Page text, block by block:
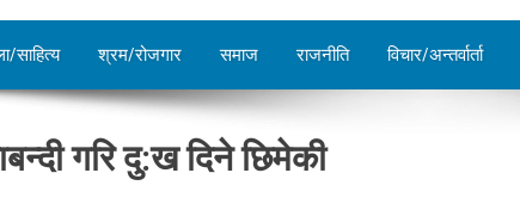
साहित्य श्रम/रोजगार समाज राजनीति विचार/अन्तर्वार्ता
गरि दु:ख दिने छिमेकी